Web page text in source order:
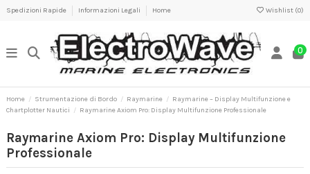
Spedizioni Rapide Informazioni Legali Home Wishlist (0)
0
Home Strumentazione di Bordo Raymarine
Raymarine – Display Multifunzione e
Chartplotter Nautici
Raymarine Axiom Pro: Display Multifunzione Professionale
Raymarine Axiom Pro: Display Multifunzione
Professionale